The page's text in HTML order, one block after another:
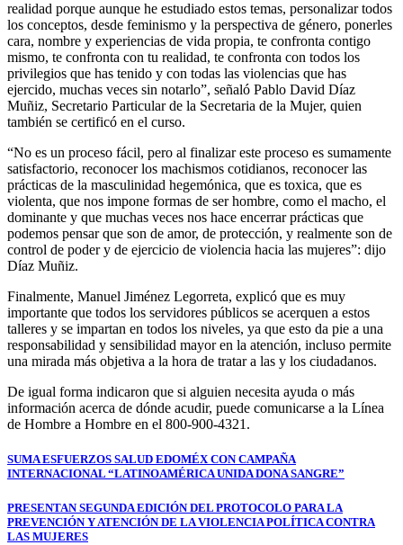
realidad porque aunque he estudiado estos temas, personalizar todos
los conceptos, desde feminismo y la perspectiva de género, ponerles
cara, nombre y experiencias de vida propia, te confronta contigo
mismo, te confronta con tu realidad, te confronta con todos los
privilegios que has tenido y con todas las violencias que has
ejercido, muchas veces sin notarlo”, señaló Pablo David Díaz
Muñiz, Secretario Particular de la Secretaria de la Mujer, quien
también se certificó en el curso.
“No es un proceso fácil, pero al finalizar este proceso es sumamente
satisfactorio, reconocer los machismos cotidianos, reconocer las
prácticas de la masculinidad hegemónica, que es toxica, que es
violenta, que nos impone formas de ser hombre, como el macho, el
dominante y que muchas veces nos hace encerrar prácticas que
podemos pensar que son de amor, de protección, y realmente son de
control de poder y de ejercicio de violencia hacia las mujeres”: dijo
Díaz Muñiz.
Finalmente, Manuel Jiménez Legorreta, explicó que es muy
importante que todos los servidores públicos se acerquen a estos
talleres y se impartan en todos los niveles, ya que esto da pie a una
responsabilidad y sensibilidad mayor en la atención, incluso permite
una mirada más objetiva a la hora de tratar a las y los ciudadanos.
De igual forma indicaron que si alguien necesita ayuda o más
información acerca de dónde acudir, puede comunicarse a la Línea
de Hombre a Hombre en el 800-900-4321.
Navegación
de
entradas
SUMA ESFUERZOS SALUD EDOMÉX CON CAMPAÑA
INTERNACIONAL “LATINOAMÉRICA UNIDA DONA SANGRE”
PRESENTAN SEGUNDA EDICIÓN DEL PROTOCOLO PARA LA
PREVENCIÓN Y ATENCIÓN DE LA VIOLENCIA POLÍTICA CONTRA
LAS MUJERES